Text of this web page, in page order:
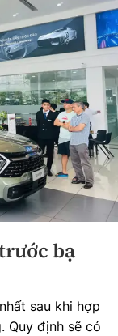
bạ
sau khi hợp
Quy định sẽ có